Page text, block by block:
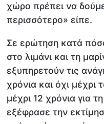
χώρο πρέπει να
περισσότερο» είπε.
Σε ερώτηση κατά
στο λιμάνι και τη
εξυπηρετούν τις
χρόνια και όχι μέχρι
μέχρι 12 χρόνια για
εξέφρασε την